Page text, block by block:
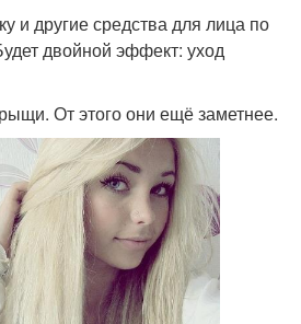
и другие средства для лица по
двойной эффект: уход
От этого они ещё заметнее.